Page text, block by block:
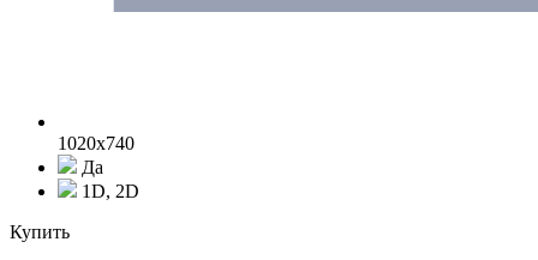
1020x740
Да
1D, 2D
Купить